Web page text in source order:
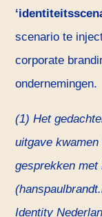
scenario te
corporate
ondernemingen.
(1) Het
uitgave
gesprekken met
Identity